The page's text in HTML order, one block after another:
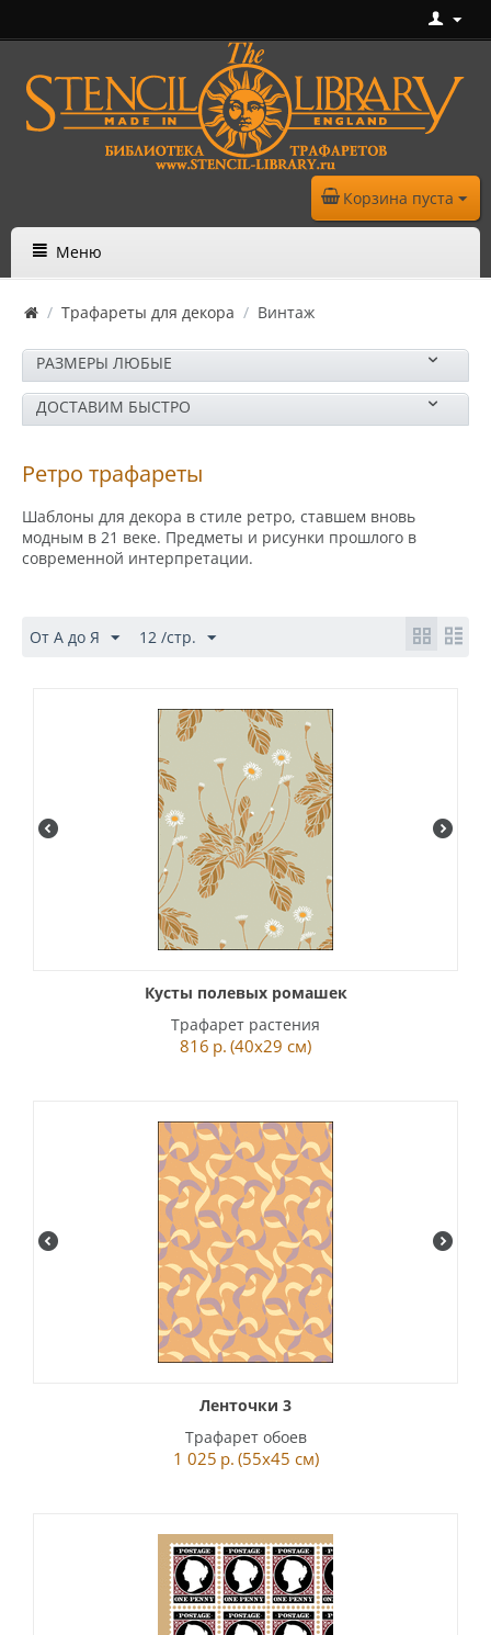
Корзина пуста
Меню
/ Трафареты для декора / Винтаж
РАЗМЕРЫ ЛЮБЫЕ
ДОСТАВИМ БЫСТРО
Ретро трафареты
Шаблоны для декора в стиле ретро, ставшем вновь
модным в 21 веке. Предметы и рисунки прошлого в
современной интерпретации.
От А до Я 12 /стр.
Кусты полевых ромашек
Трафарет растения
816 р. (40x29 см)
Ленточки 3
Трафарет обоев
1 025 р. (55x45 см)